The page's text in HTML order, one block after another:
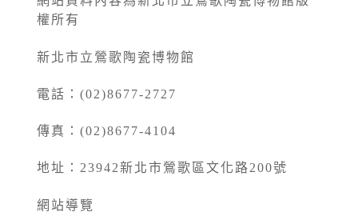
權所有
新北市立鶯歌陶瓷博物館
電話：(02)8677-2727
傳真：(02)8677-4104
地址：23942新北市鶯歌區文化路200號
網站導覽